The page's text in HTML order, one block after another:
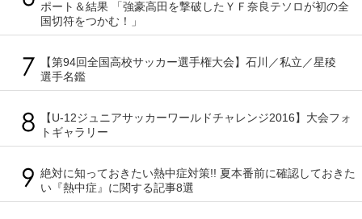
ポート＆結果 「強豪高田を撃破したＹＦ奈良テソロが初の全
国切符をつかむ！」
【第94回全国高校サッカー選手権大会】石川／私立／星稜
選手名鑑
【U-12ジュニアサッカーワールドチャレンジ2016】大会フォ
トギャラリー
絶対に知っておきたい熱中症対策!! 夏本番前に確認しておきた
い『熱中症』に関する記事8選